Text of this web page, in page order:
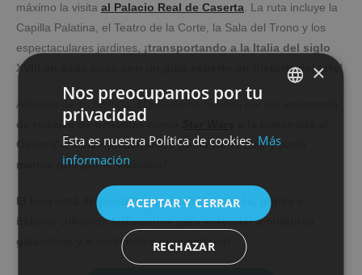
máximo la visita al Palacio Real de Caserta. La ruta incluye la
Capilla Palatina, el Teatro de la Corte, la Sala del Trono y los
espectaculares jardines, ¡transportando a la Italia del siglo
XVIII en cada paso con un guía experto en historia del arte!
Además de su historia, el palacio es famoso por ser
de rodajes de películas como
Oscar
Cónclave ¡haciéndose pasar nada más y nada
menos que por el Vaticano!
El tour está disponible en español, francés, inglés e
italiano ¡idiomas suficientes para entender a criaturas
galácticas y a cardenales enigmáticos!
ENGLISH
×
Nos preocupamos por tu
privacidad
Esta es nuestra Política de cookies. Más
información
ACEPTAR Y CERRAR
RECHAZAR